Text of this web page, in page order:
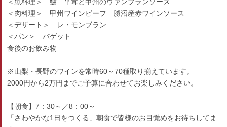
＜肉料理＞ 甲州ワインビーフ 勝沼産赤ワインソース
＜デザート＞ レ・モンブラン
＜パン＞ バゲット
食後のお飲み物
※山梨・長野のワインを常時60～70種取り揃えています。
2000円から2万円までご予算に合わせてお楽しみください。
【朝食】7：30～／8：00～
「さわやかな1日をつくる」朝食で皆様のお目覚めをお待ちしてま